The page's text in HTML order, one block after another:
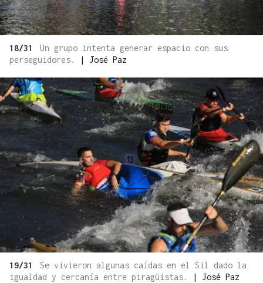
18/31
Un grupo intenta generar espacio con sus
perseguidores.
| José Paz
19/31
Se vivieron algunas caídas en el Sil dado la
igualdad y cercanía entre piragüistas.
| José Paz